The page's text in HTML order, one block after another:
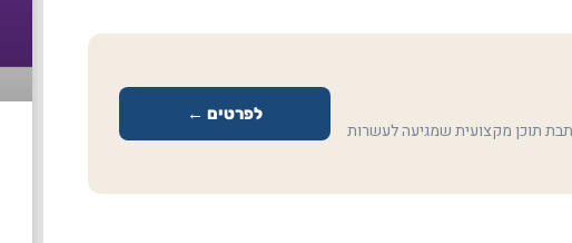
תוכן מקצועית שמגיעה לעשרות
לפרטים ←